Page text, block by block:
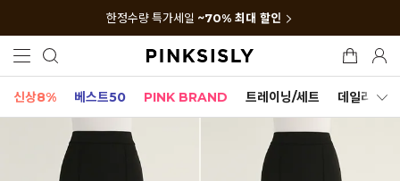
한정수량 특가세일 ~70% 최대 할인
신상8% 베스트50 PINK BRAND 트레이닝/세트 데일리세트